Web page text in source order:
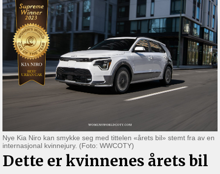
Nye Kia Niro kan smykke seg med tittelen «årets bil» stemt fra av en
internasjonal kvinnejury. (Foto: WWCOTY)
Dette er kvinnenes årets bil